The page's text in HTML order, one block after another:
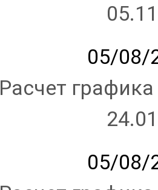
05/08/
Расчет
05/08/